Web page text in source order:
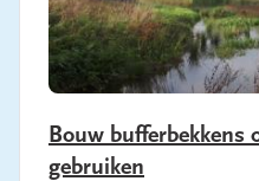
Bouw bufferbekkens
gebruiken